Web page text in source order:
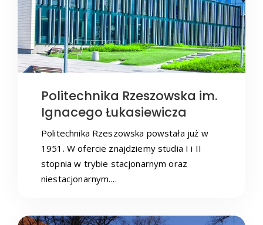
Politechnika Rzeszowska im.
Ignacego Łukasiewicza
Politechnika Rzeszowska powstała już w
1951. W ofercie znajdziemy studia I i II
stopnia w trybie stacjonarnym oraz
niestacjonarnym.…